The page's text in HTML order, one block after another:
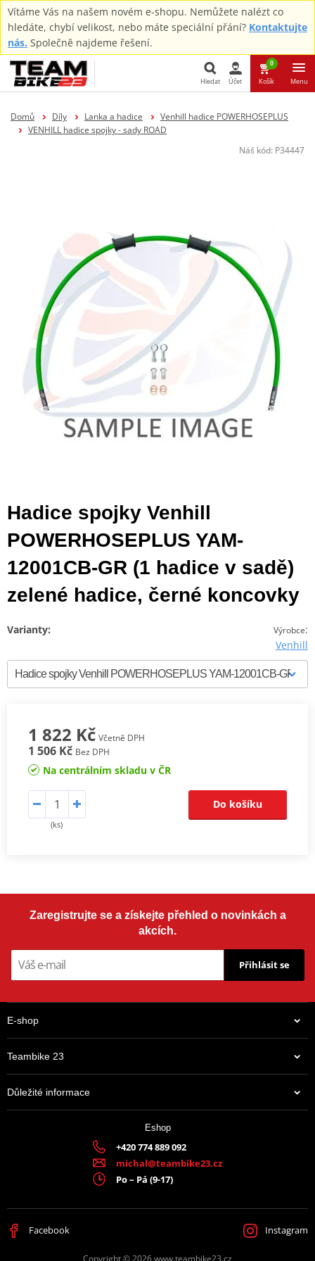
Vítáme Vás na našem novém e-shopu. Nemůžete nalézt co
hledáte, chybí velikost, nebo máte speciální přání? Kontaktujte
nás. Společně najdeme řešení.
Hledat
Hledat Účet
0
Košík Menu
Domů Díly Lanka a hadice
Venhill hadice POWERHOSEPLUS
VENHILL hadice spojky - sady ROAD
Náš kód: P34447
Hadice spojky Venhill
POWERHOSEPLUS YAM-
12001CB-GR (1 hadice v sadě)
zelené hadice, černé koncovky
Výrobce:
Venhill
Varianty:
1 822 Kč Včetně DPH
1 506 Kč Bez DPH
Na centrálním skladu v ČR
(ks)
Do košíku
Zaregistrujte se a získejte přehled o novinkách a
akcích.
Přihlásit se
E-shop
Teambike 23
Důležité informace
Eshop
+420 774 889 092
michal@teambike23.cz
Po – Pá (9-17)
Facebook Instagram
Copyright © 2026 www.teambike23.cz